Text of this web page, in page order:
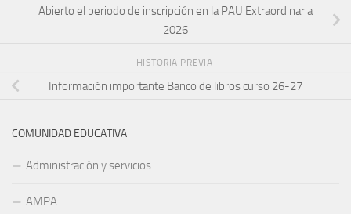
Abierto el periodo de inscripción en la PAU Extraordinaria
2026
HISTORIA PREVIA
Información importante Banco de libros curso 26-27
COMUNIDAD EDUCATIVA
Administración y servicios
AMPA